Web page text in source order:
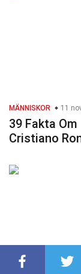
MÄNNISKOR 11
39 Fakta Om
Cristiano